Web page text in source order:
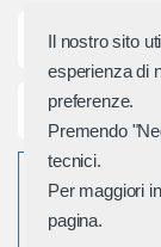
M
Categorie
Assistenza e
Il nostro sito
esperienza di
preferenze.
Premendo
tecnici.
Per maggiori
pagina.